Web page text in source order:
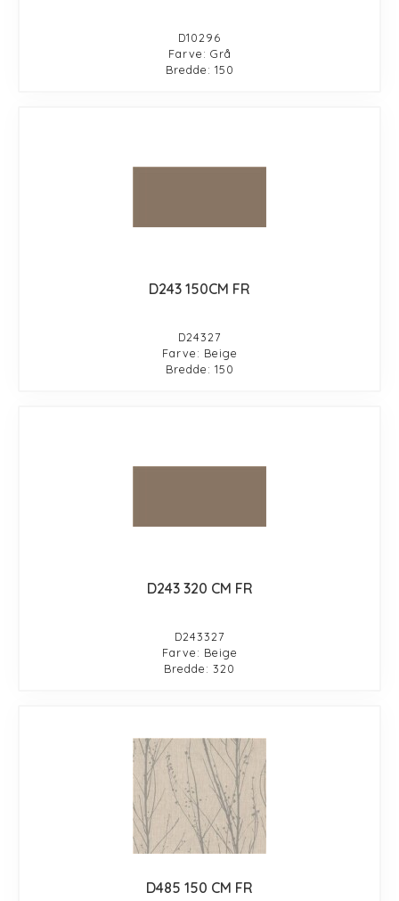
D10296
Farve: Grå
Bredde: 150
D243 150CM FR
D24327
Farve: Beige
Bredde: 150
D243 320 CM FR
D243327
Farve: Beige
Bredde: 320
D485 150 CM FR